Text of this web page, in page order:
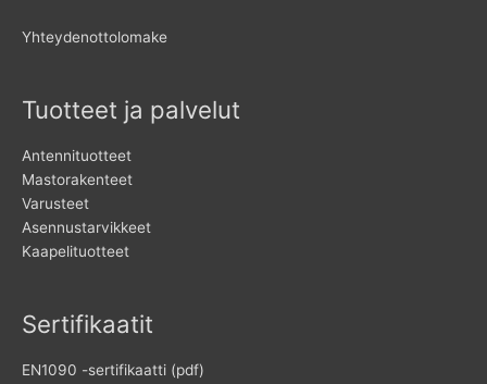
Yhteydenottolomake
Tuotteet ja palvelut
Antennituotteet
Mastorakenteet
Varusteet
Asennustarvikkeet
Kaapelituotteet
Sertifikaatit
EN1090 -sertifikaatti (pdf)